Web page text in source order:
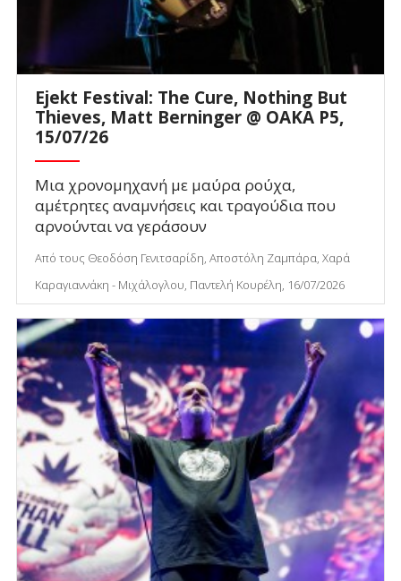
Ejekt Festival: The Cure, Nothing But
Thieves, Matt Berninger @ ΟΑΚΑ P5,
15/07/26
Μια χρονομηχανή με μαύρα ρούχα,
αμέτρητες αναμνήσεις και τραγούδια που
αρνούνται να γεράσουν
Από τους Θεοδόση Γενιτσαρίδη, Αποστόλη Ζαμπάρα, Χαρά
Καραγιαννάκη - Μιχάλογλου, Παντελή Κουρέλη, 16/07/2026